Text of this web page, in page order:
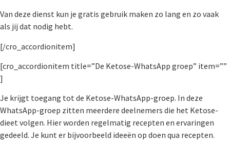
Van deze dienst kun je gratis gebruik maken zo lang en zo vaak
als jij dat nodig hebt.
[/cro_accordionitem]
[cro_accordionitem title=”De Ketose-WhatsApp groep” item=””
]
Je krijgt toegang tot de Ketose-WhatsApp-groep. In deze
WhatsApp-groep zitten meerdere deelnemers die het Ketose-
dieet volgen. Hier worden regelmatig recepten en ervaringen
gedeeld. Je kunt er bijvoorbeeld ideeën op doen qua recepten.